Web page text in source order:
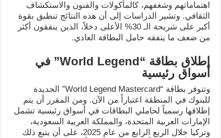
اهتماماتهم وشغفهم، كالمأكولات والفنون والاستكشاف
الثقافي. وتشير الدراسات إلى أن هذه النتائج تنطبق بقوة
أكبر على شريحة الـ 30% الأعلى دخلاً، الذين ينفقون أكثر
من ضعف ما ينفقه حامل البطاقة العادي.
إطلاق بطاقة“World Legend”
في
أسواق رئيسية
وتتوفر بطاقة “World Legend Mastercard” الجديدة
للبنوك في المنطقة اعتباراً من الآن. ومن المقرر أن يتم
إطلاقها رسمياً لحاملي البطاقات في أسواق رئيسية تشمل
الإمارات العربية المتحدة، والمملكة العربية السعودية،
وتركيا خلال الربع الرابع من عام 2025، على أن يتبع ذلك